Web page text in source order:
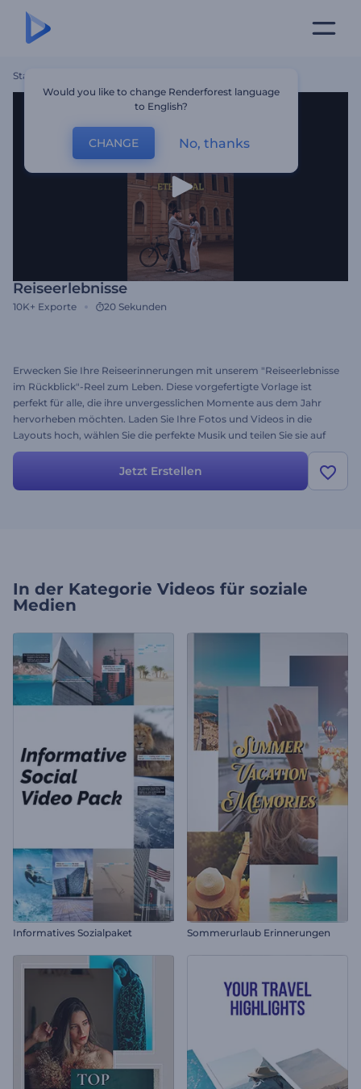
Startseite
Reiseerlebnisse
10K+ Exporte 20 Sekunden
Erwecken Sie Ihre Reiseerinnerungen mit unserem "Reiseerlebnisse
im Rückblick"-Reel zum Leben. Diese vorgefertigte Vorlage ist
perfekt für alle, die ihre unvergesslichen Momente aus dem Jahr
hervorheben möchten. Laden Sie Ihre Fotos und Videos in die
Layouts hoch, wählen Sie die perfekte Musik und teilen Sie sie auf
Ihren sozialen Plattformen, um Ihr Publikum zu begeistern und zu
vergrößern. Erstellen Sie jetzt, und lassen Sie Ihre Follower an Ihrer
Reise ins Jahr 2024 teilhaben!
Jetzt Erstellen
In der Kategorie Videos für soziale
Medien
Informatives Sozialpaket Sommerurlaub Erinnerungen
Would you like to change Renderforest language
to English?
CHANGE No, thanks